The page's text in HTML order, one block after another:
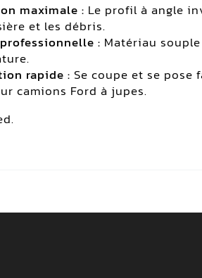
maximale : Le profil à angle
et les débris.
: Matériau
rapide : Se coupe et se
camions Ford à jupes.